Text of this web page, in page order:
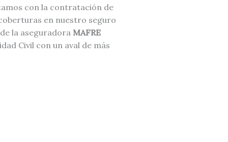
con la contratación de
en nuestro seguro
la aseguradoraMAFRE
Civil con un aval de más